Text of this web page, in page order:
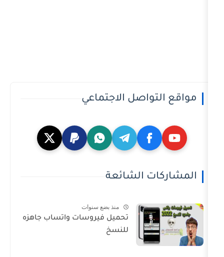
الاجتماعي
الشائعة
منذ بضع سنوات
تحميل فيروسات واتساب جاهزه
للنسخ